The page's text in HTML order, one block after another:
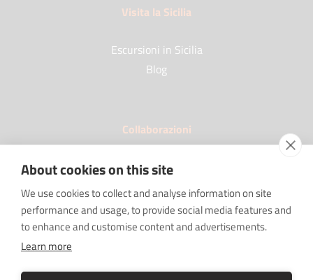
About cookies on this site
We use cookies to collect and analyse information on site
performance and usage, to provide social media features and
to enhance and customise content and advertisements.
Learn more
Visita la Sicilia
Escursioni in Sicilia
Blog
Collaborazioni
I nostri Partner
FAQ
Lavora con noi
Sponsorships
SRC sostiene "Imprenditore Non Sei Solo"